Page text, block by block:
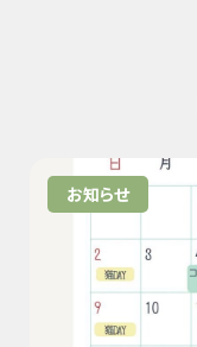
お知らせ